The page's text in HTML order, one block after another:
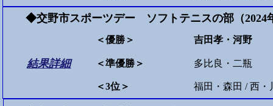
◆交野市スポーツデー ソフトテニスの部（2024
結果詳細
＜優勝＞ 吉田孝・河野
＜準優勝＞ 多比良・二瓶
＜3位＞ 福田・森田 / 西・